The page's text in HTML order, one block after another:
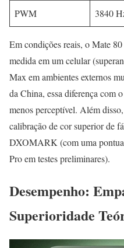
PWM 3840
Em condições reais, o Mate
medida em um celular
Max em ambientes externos
da China, essa diferença com
menos perceptível. Além
calibração de cor superior de
DXOMARK (com uma
Pro em testes preliminares).
Desempenho:
Superioridade